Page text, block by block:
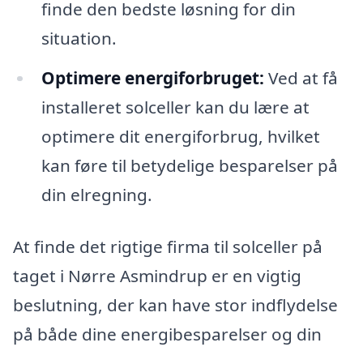
finde den bedste løsning for din
situation.
Optimere energiforbruget: Ved at få
installeret solceller kan du lære at
optimere dit energiforbrug, hvilket
kan føre til betydelige besparelser på
din elregning.
At finde det rigtige firma til solceller på
taget i Nørre Asmindrup er en vigtig
beslutning, der kan have stor indflydelse
på både dine energibesparelser og din